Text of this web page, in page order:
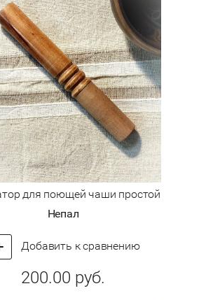
для поющей чаши простой
Непал
Добавить к сравнению
200.00 руб.